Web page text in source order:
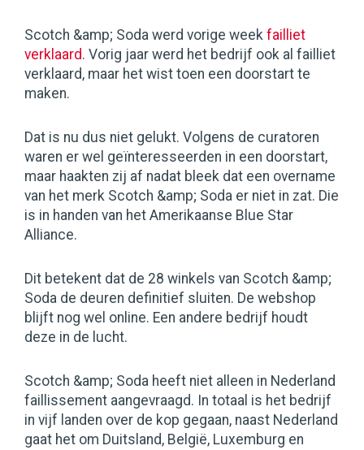
Scotch &amp; Soda werd vorige week failliet
verklaard. Vorig jaar werd het bedrijf ook al failliet
verklaard, maar het wist toen een doorstart te
maken.
Dat is nu dus niet gelukt. Volgens de curatoren
waren er wel geïnteresseerden in een doorstart,
maar haakten zij af nadat bleek dat een overname
van het merk Scotch &amp; Soda er niet in zat. Die
is in handen van het Amerikaanse Blue Star
Alliance.
Dit betekent dat de 28 winkels van Scotch &amp;
Soda de deuren definitief sluiten. De webshop
blijft nog wel online. Een andere bedrijf houdt
deze in de lucht.
Scotch &amp; Soda heeft niet alleen in Nederland
faillissement aangevraagd. In totaal is het bedrijf
in vijf landen over de kop gegaan, naast Nederland
gaat het om Duitsland, België, Luxemburg en